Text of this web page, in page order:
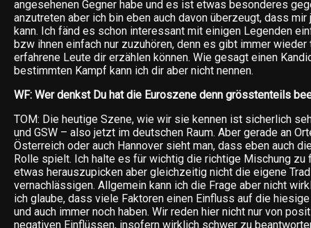
angesehenen Gegner habe und es ist etwas besonderes
anzutreten aber ich bin eben auch davon überzeugt, dass
kann. Ich fänd es schon interessant mit einigen Legenden
bzw ihnen einfach nur zuzuhören, denn es gibt immer
erfahrene Leute dir erzählen können. Wie gesagt einen
bestimmten Kampf kann ich dir aber nicht nennen.
WF: Wer denkst Du hat die Euroszene denn grösstenteils
TOM: Die heutige Szene, wie wir sie kennen ist sicherlich
und GSW – also jetzt im deutschen Raum. Aber gerade an
Österreich oder auch Hannover sieht man, dass eben auch
Rolle spielt. Ich halte es für wichtig die richtige Mischung zu
etwas herauszupicken aber gleichzeitig nicht die eigene
vernachlässigen. Allgemein kann ich die Frage aber nicht
ich glaube, dass viele Faktoren einen Einfluss auf die
und auch immer noch haben. Wir reden hier nicht nur von
negativen Einflüssen, insofern wirklich schwer zu